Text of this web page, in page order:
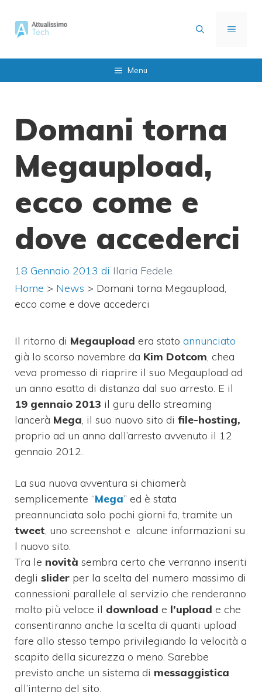
contenuto
MENU
Menu
Domani torna
Megaupload,
ecco come e
dove accederci
18 Gennaio 2013 di Ilaria Fedele
Home > News > Domani torna Megaupload,
ecco come e dove accederci
Il ritorno di Megaupload era stato annunciato
già lo scorso novembre da Kim Dotcom, chea
veva promesso di riaprire il suo Megaupload ad
un anno esatto di distanza dal suo arresto. E il
19 gennaio 2013 il guru dello streaming
lancerà Mega, il suo nuovo sito di file-hosting,
proprio ad un anno dall’arresto avvenuto il 12
gennaio 2012.
La sua nuova avventura si chiamerà
semplicemente “Mega” ed è stata
preannunciata solo pochi giorni fa, tramite un
tweet, uno screenshot e alcune informazioni su
l nuovo sito.
Tra le novità sembra certo che verranno inseriti
degli slider per la scelta del numero massimo di
connessioni parallele al servizio che renderanno
molto più veloce il download e l’upload e che
consentiranno anche la scelta di quanti upload
fare allo stesso tempo privilegiando la velocità a
scapito della sicurezza o meno. Sarebbe
previsto anche un sistema di messaggistica
all’interno del sito.